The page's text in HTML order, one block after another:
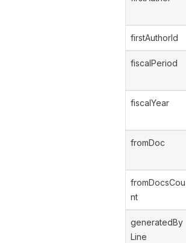
firstAuthorId
fiscalPeriod
fiscalYear
fromDoc
fromDocsCou
nt
generatedBy
Line